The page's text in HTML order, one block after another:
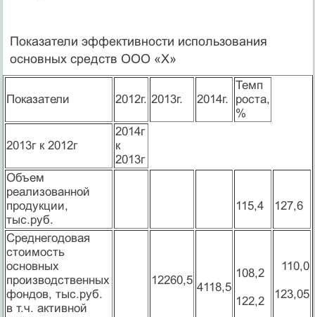
Показатели эффективности использования
основных средств ООО «Х»
Показатели 2012г. 2013г. 2014г.
Темп
роста,
%
2013г к 2012г
2014г
к
2013г
Объем
реализованной
продукции,
тыс.руб.
115,4 127,6
Среднегодовая
стоимость
основных
производственных
фондов, тыс.руб.
в т.ч. активной
12260,5
4118,5
108,2
122,2
110,0
123,05